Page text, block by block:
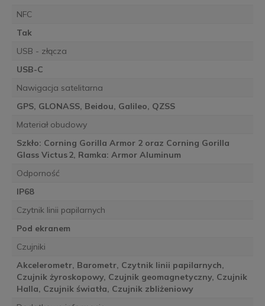
NFC
Tak
USB - złącza
USB-C
Nawigacja satelitarna
GPS, GLONASS, Beidou, Galileo, QZSS
Materiał obudowy
Szkło: Corning Gorilla Armor 2 oraz Corning Gorilla
Glass Victus 2, Ramka: Armor Aluminum
Odporność
IP68
Czytnik linii papilarnych
Pod ekranem
Czujniki
Akcelerometr, Barometr, Czytnik linii papilarnych,
Czujnik żyroskopowy, Czujnik geomagnetyczny, Czujnik
Halla, Czujnik światła, Czujnik zbliżeniowy